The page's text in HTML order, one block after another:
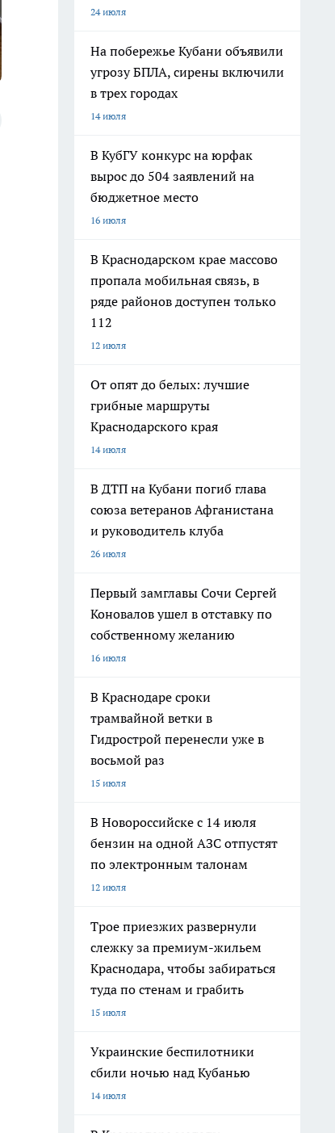
24 июля
На побережье Кубани объявили
угрозу БПЛА, сирены включили
в трех городах
14 июля
В КубГУ конкурс на юрфак
вырос до 504 заявлений на
бюджетное место
16 июля
В Краснодарском крае массово
пропала мобильная связь, в
ряде районов доступен только
112
12 июля
От опят до белых: лучшие
грибные маршруты
Краснодарского края
14 июля
В ДТП на Кубани погиб глава
союза ветеранов Афганистана
и руководитель клуба
26 июля
Первый замглавы Сочи Сергей
Коновалов ушел в отставку по
собственному желанию
16 июля
В Краснодаре сроки
трамвайной ветки в
Гидрострой перенесли уже в
восьмой раз
15 июля
В Новороссийске с 14 июля
бензин на одной АЗС отпустят
по электронным талонам
12 июля
Трое приезжих развернули
слежку за премиум-жильем
Краснодара, чтобы забираться
туда по стенам и грабить
15 июля
Украинские беспилотники
сбили ночью над Кубанью
14 июля